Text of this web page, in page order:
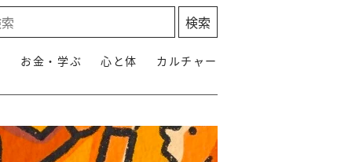
お金・学ぶ 心と体 カルチャー